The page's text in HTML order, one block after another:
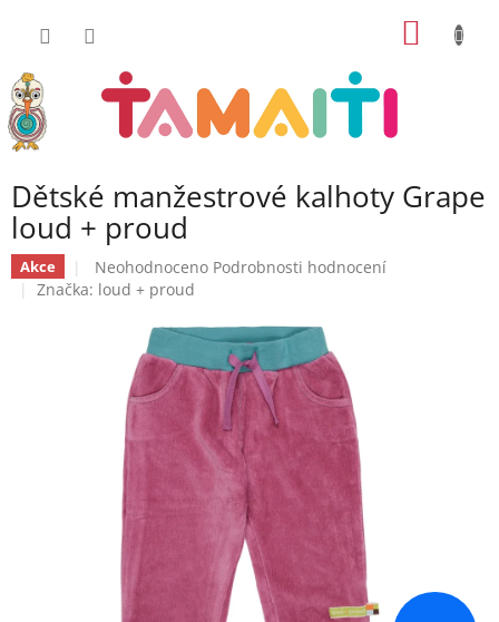
Dětské manžestrové kalhoty Grape
loud + proud
Akce
Průměrné
hodnocení
hvězdiček.
Neohodnoceno Podrobnosti hodnocení
Značka: loud + proud